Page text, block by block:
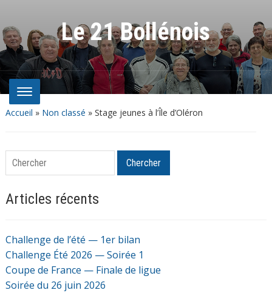
Le 21 Bollénois
Accueil » Non classé » Stage jeunes à l’Île d’Oléron
Chercher Chercher
Articles récents
Challenge de l’été — 1er bilan
Challenge Été 2026 — Soirée 1
Coupe de France — Finale de ligue
Soirée du 26 juin 2026